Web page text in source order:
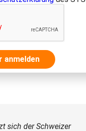
anmelden
sich der Schweizer